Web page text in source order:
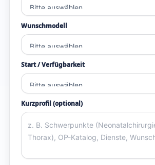
Wunschmodell
Start / Verfügbarkeit
Kurzprofil (optional)